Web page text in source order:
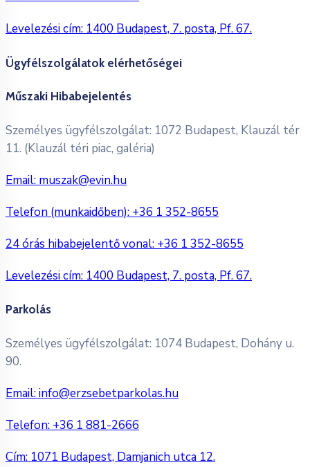
Levelezési cím: 1400 Budapest, 7. posta, Pf. 67.
Ügyfélszolgálatok elérhetőségei
Műszaki Hibabejelentés
Személyes ügyfélszolgálat: 1072 Budapest, Klauzál tér
11. (Klauzál téri piac, galéria)
Email: muszak@evin.hu
Telefon (munkaidőben): +36 1 352-8655
24 órás hibabejelentő vonal: +36 1 352-8655
Levelezési cím: 1400 Budapest, 7. posta, Pf. 67.
Parkolás
Személyes ügyfélszolgálat: 1074 Budapest, Dohány u.
90.
Email:info@erzsebetparkolas.hu
Telefon: +36 1 881-2666
Cím: 1071 Budapest, Damjanich utca 12.